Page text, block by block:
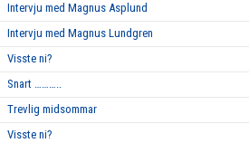
Intervju med Magnus Asplund
Intervju med Magnus Lundgren
Visste ni?
Snart ………..
Trevlig midsommar
Visste ni?